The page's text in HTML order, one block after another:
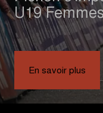
U19 Femmes
En savoir plus